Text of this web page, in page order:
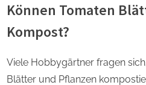
Können Tomaten
Kompost?
Viele Hobbygärtner fragen
Blätter und Pflanzen